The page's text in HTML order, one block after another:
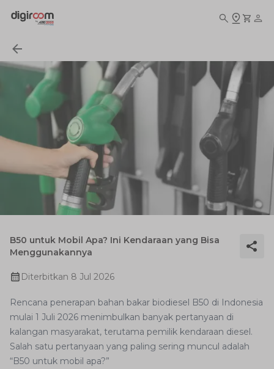
B50 untuk Mobil Apa? Ini Kendaraan yang Bisa
Menggunakannya
Diterbitkan 8 Jul 2026
Rencana penerapan bahan bakar biodiesel B50 di Indonesia
mulai 1 Juli 2026 menimbulkan banyak pertanyaan di
kalangan masyarakat, terutama pemilik kendaraan diesel.
Salah satu pertanyaan yang paling sering muncul adalah
“B50 untuk mobil apa?”